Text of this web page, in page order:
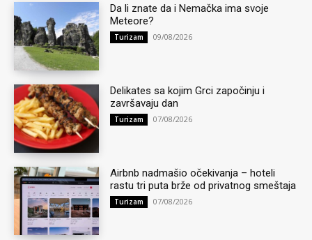
Da li znate da i Nemačka ima svoje
Meteore?
Turizam 09/08/2026
Delikates sa kojim Grci započinju i
završavaju dan
Turizam 07/08/2026
Airbnb nadmašio očekivanja – hoteli
rastu tri puta brže od privatnog smeštaja
Turizam 07/08/2026